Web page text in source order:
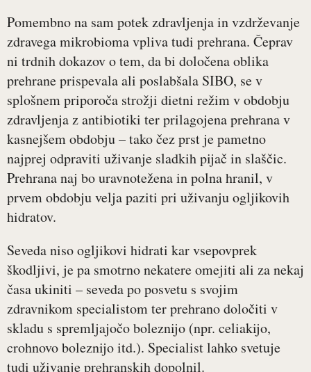
Pomembno na sam potek zdravljenja in vzdrževanje
zdravega mikrobioma vpliva tudi prehrana. Čeprav
ni trdnih dokazov o tem, da bi določena oblika
prehrane prispevala ali poslabšala SIBO, se v
splošnem priporoča strožji dietni režim v obdobju
zdravljenja z antibiotiki ter prilagojena prehrana v
kasnejšem obdobju – tako čez prst je pametno
najprej odpraviti uživanje sladkih pijač in slaščic.
Prehrana naj bo uravnotežena in polna hranil, v
prvem obdobju velja paziti pri uživanju ogljikovih
hidratov.
Seveda niso ogljikovi hidrati kar vsepovprek
škodljivi, je pa smotrno nekatere omejiti ali za nekaj
časa ukiniti – seveda po posvetu s svojim
zdravnikom specialistom ter prehrano določiti v
skladu s spremljajočo boleznijo (npr. celiakijo,
crohnovo boleznijo itd.). Specialist lahko svetuje
tudi uživanje prehranskih dopolnil.